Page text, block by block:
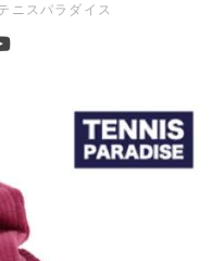
ニスパラダイス